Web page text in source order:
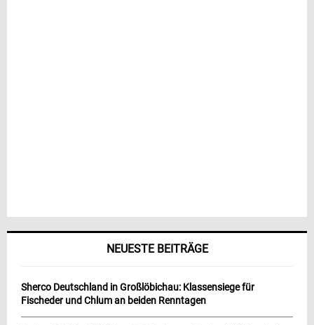
NEUESTE BEITRÄGE
Sherco Deutschland in Großlöbichau: Klassensiege für
Fischeder und Chlum an beiden Renntagen